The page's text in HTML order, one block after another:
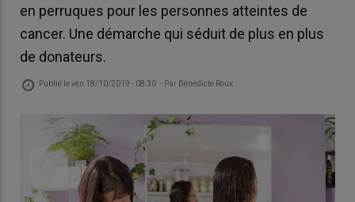
en perruques pour les personnes atteintes de
cancer. Une démarche qui séduit de plus en plus
de donateurs.
Publié leven 18/10/2019 - 08:30 - Par Bénédicte Roux